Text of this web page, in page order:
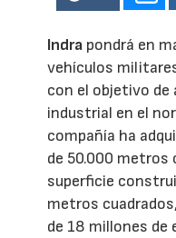
Indra pondrá en
vehículos
con el objetivo de
industrial en el
compañía ha
de 50.000 metros
superficie
metros
de 18 millones de